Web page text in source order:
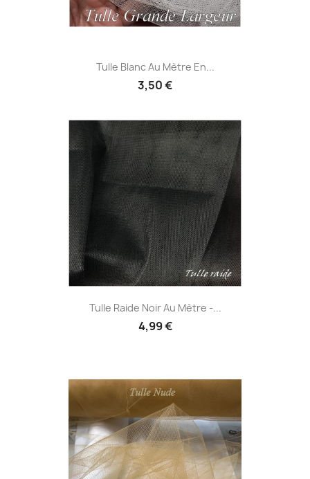
Tulle Blanc Au Mètre En...
3,50 €
Tulle Raide Noir Au Mètre -...
4,99 €